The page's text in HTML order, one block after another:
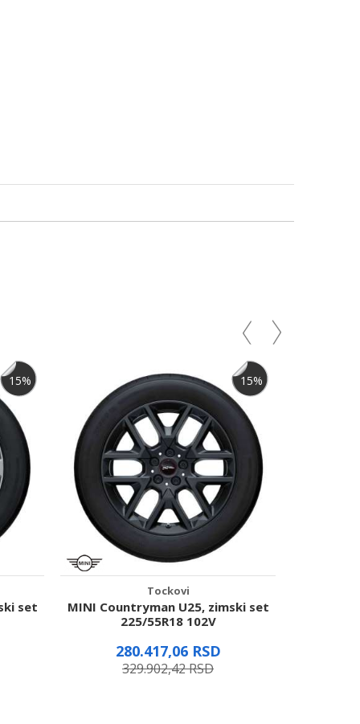
15%
set
15%
Tockovi
MINI Countryman U25, zimski set
225/55R18 102V
280.417,06 RSD
329.902,42RSD